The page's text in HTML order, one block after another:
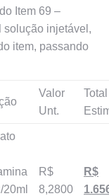
Item 69 –
solução injetável,
item, passando
Valor
Unt.
Total
20ml
R$
8,2800
R$